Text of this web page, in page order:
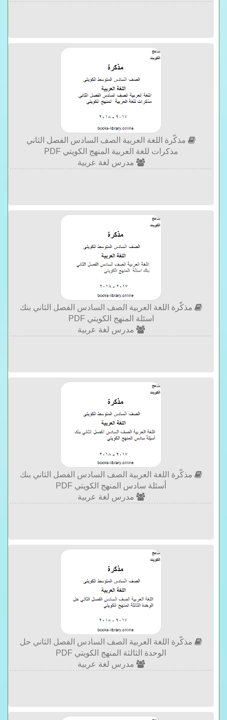
مذكّرة اللغة العربية الصف السادس الفصل الثاني
مذكرات للغة العربية المنهج الكويتي PDF
مدرس لغة عربية
مذكّرة اللغة العربية الصف السادس الفصل الثاني بنك
اسئلة المنهج الكويتي PDF
مدرس لغة عربية
مذكّرة اللغة العربية الصف السادس الفصل الثاني بنك
أسئلة سادس المنهج الكويتي PDF
مدرس لغة عربية
مذكّرة اللغة العربية الصف السادس الفصل الثاني حل
الوحدة الثالثة المنهج الكويتي PDF
مدرس لغة عربية